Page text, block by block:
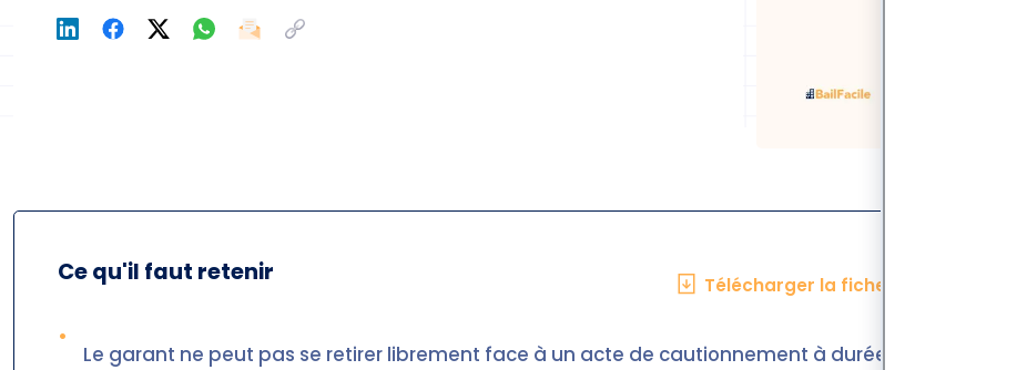
Ce qu'il faut retenir
•
Le garant ne peut pas se retirer librement face à un acte de cautionnement à durée
Télécharger la fiche en PDF